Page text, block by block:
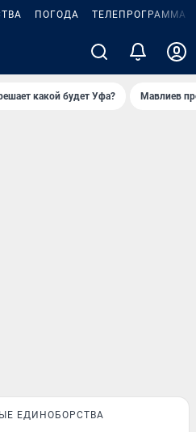
ПОГОДА ТЕЛЕПРОГРАММА
какой будет Уфа? Мавлиев
ЕДИНОБОРСТВА